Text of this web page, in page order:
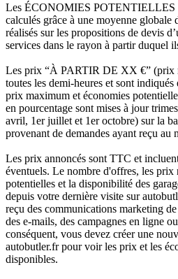
Les ÉCONOMIES POTENTIELLES
calculés grâce à une moyenne globale
réalisés sur les propositions de devis
services dans le rayon à partir duquel
Les prix “À PARTIR DE XX €” (prix
toutes les demi-heures et sont
prix maximum et économies
en pourcentage sont mises à jour
avril, 1er juillet et 1er octobre) sur la
provenant de demandes ayant reçu au
Les prix annoncés sont TTC et
éventuels. Le nombre d'offres, les prix
potentielles et la disponibilité des
depuis votre dernière visite sur
reçu des communications marketing
des e-mails, des campagnes en ligne
conséquent, vous devez créer une
autobutler.fr pour voir les prix et les
disponibles.